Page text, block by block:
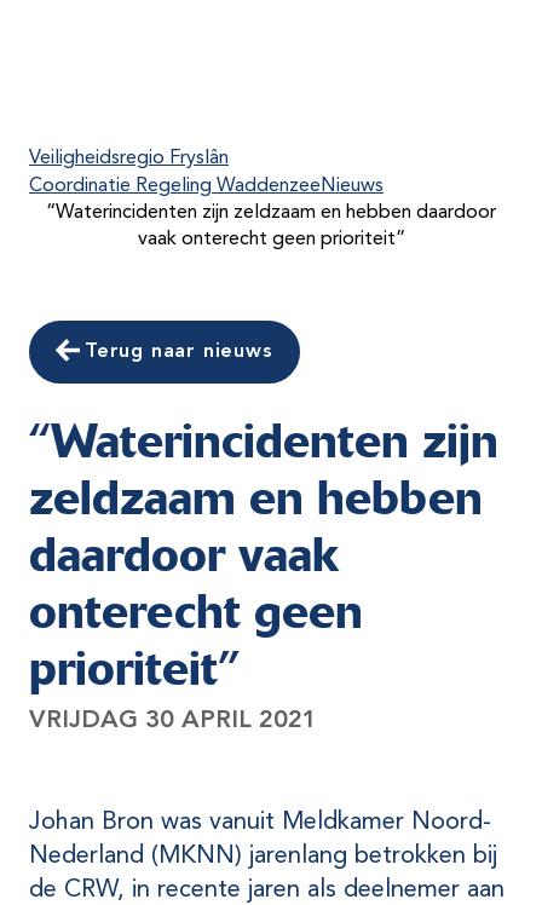
Veiligheidsregio Fryslân
Coordinatie Regeling Waddenzee Nieuws
“Waterincidenten zijn zeldzaam en hebben daardoor
vaak onterecht geen prioriteit”
Terug naar nieuws
“Waterincidenten zijn
zeldzaam en hebben
daardoor vaak
onterecht geen
prioriteit”
VRIJDAG 30 APRIL 2021
Johan Bron was vanuit Meldkamer Noord-
Nederland (MKNN) jarenlang betrokken bij
de CRW, in recente jaren als deelnemer aan